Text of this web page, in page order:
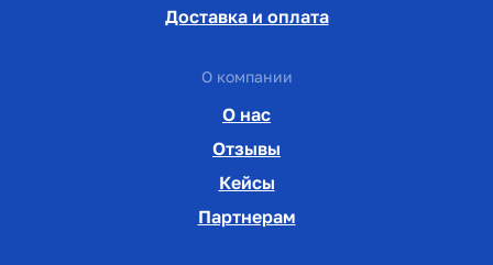
Доставка и оплата
О компании
О нас
Отзывы
Кейсы
Партнерам